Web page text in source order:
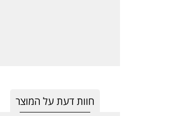
חוות דעת על המוצר